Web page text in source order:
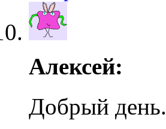
Алексей:
Добрый день.